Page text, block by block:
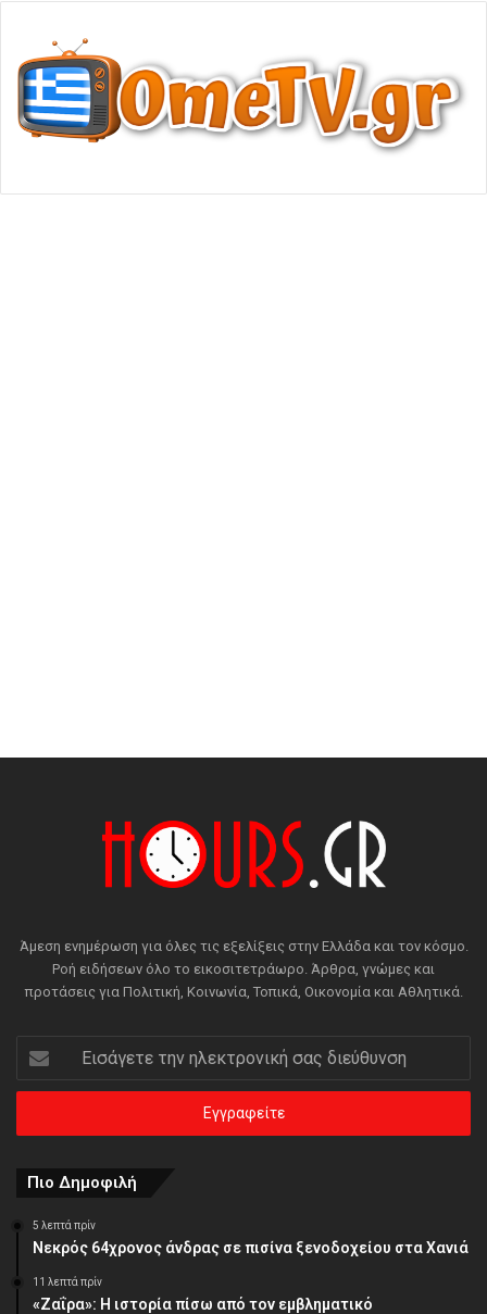
Άμεση ενημέρωση για όλες τις εξελίξεις στην Ελλάδα και τον κόσμο.
Ροή ειδήσεων όλο το εικοσιτετράωρο. Άρθρα, γνώμες και
προτάσεις για Πολιτική, Κοινωνία, Τοπικά, Οικονομία και Αθλητικά.
την
ηλεκτρονική
διεύθυνση
Πιο Δημοφιλή
5 λεπτά πρίν
Νεκρός 64χρονος άνδρας σε πισίνα ξενοδοχείου στα Χανιά
11 λεπτά πρίν
«Ζαΐρα»: Η ιστορία πίσω από τον εμβληματικό